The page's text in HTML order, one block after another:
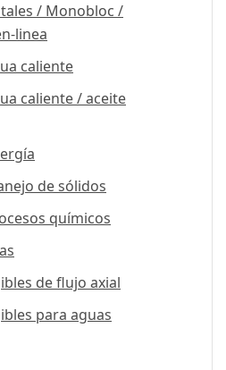
/ Monobloc /
linea
caliente
caliente / aceite
de sólidos
químicos
de flujo axial
para aguas